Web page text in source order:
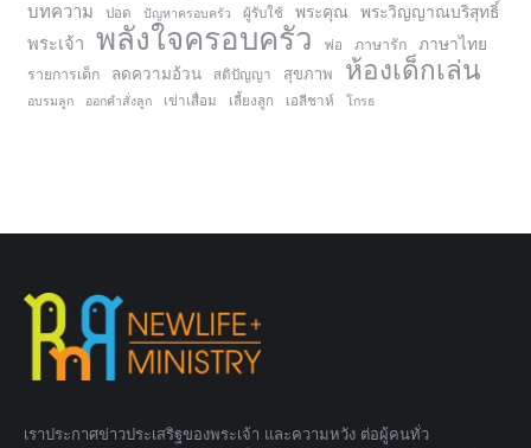
บทความ ปอด ปัญหาครอบครัว ผู้รับใช้ พระคุณ
พระวิญญาณบริสุทธิ์
พระเจ้า
พลังใจครอบครัว พ่อ ภาษารัก ภาษาไทย
รายการเด็ก ลดความอ้วน สติปัญญา สุขภาพ ห้องเด็กเล่น
อบรมลูก ออกคำสั่งลูก เข่าเสื่อม เลี้ยงลูก เอลีชาห์ โกรธ
เราประกาศข่าวประเสริฐของพระเจ้า และความหวัง ต่อผู้คนทั่ว